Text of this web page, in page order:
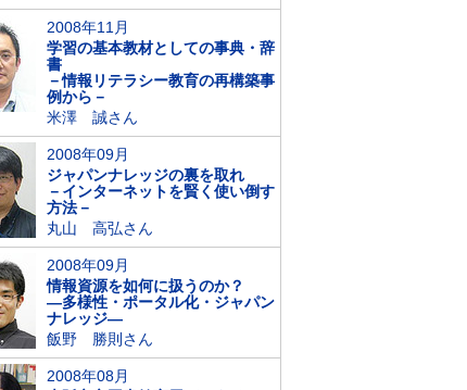
2008年11月
学習の基本教材としての事典・辞
書
－情報リテラシー教育の再構築事
例から－
米澤 誠さん
2008年09月
ジャパンナレッジの裏を取れ
－インターネットを賢く使い倒す
方法－
丸山 高弘さん
2008年09月
情報資源を如何に扱うのか？
―多様性・ポータル化・ジャパン
ナレッジ―
飯野 勝則さん
2008年08月